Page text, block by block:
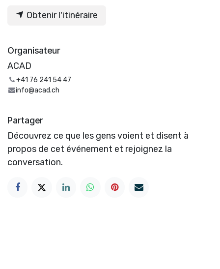
Obtenir l'itinéraire
Organisateur
ACAD
+41 76 241 54 47
info@acad.ch
Partager
Découvrez ce que les gens voient et disent à
propos de cet événement et rejoignez la
conversation.